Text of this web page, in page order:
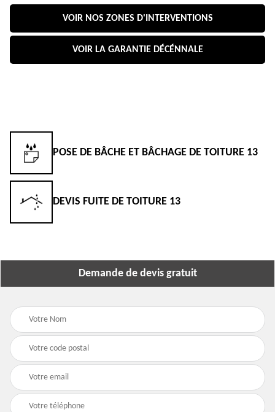
VOIR NOS ZONES D'INTERVENTIONS
VOIR LA GARANTIE DÉCÉNNALE
POSE DE BÂCHE ET BÂCHAGE DE TOITURE 13
DEVIS FUITE DE TOITURE 13
Demande de devis gratuit